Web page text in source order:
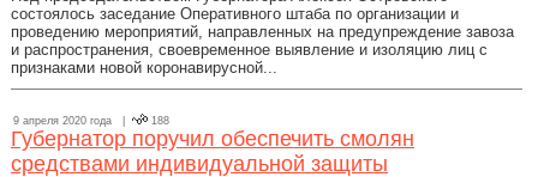
состоялось заседание Оперативного штаба по организации и
проведению мероприятий, направленных на предупреждение завоза
и распространения, своевременное выявление и изоляцию лиц с
признаками новой коронавирусной...
9 апреля 2020 года | 188
Губернатор поручил обеспечить смолян
средствами индивидуальной защиты